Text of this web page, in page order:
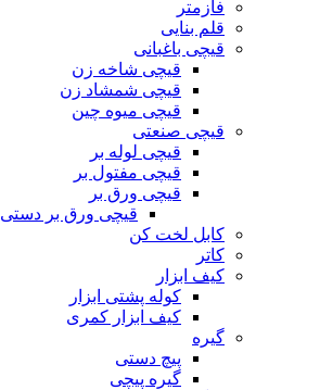
فازمتر
قلم بنایی
قیچی باغبانی
قیچی شاخه زن
قیچی شمشاد زن
قیچی میوه چین
قیچی صنعتی
قیچی لوله بر
قیچی مفتول بر
قیچی ورق بر
قیچی ورق بر دستی
کابل لخت کن
کاتر
کیف ابزار
کوله پشتی ابزار
کیف ابزار کمری
گیره
پیچ دستی
گیره پیچی